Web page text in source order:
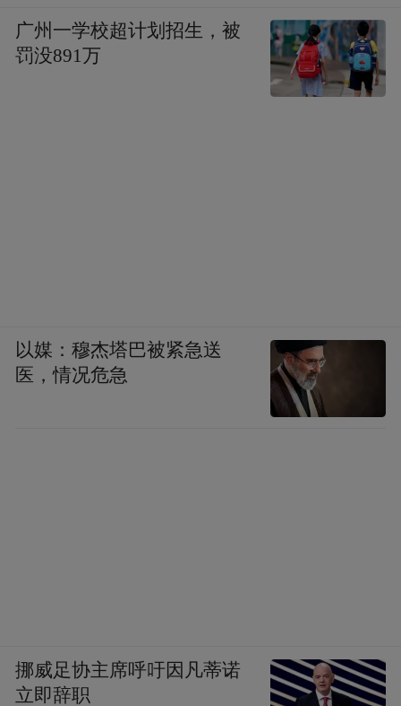
广州一学校超计划招生，被
罚没891万
以媒：穆杰塔巴被紧急送
医，情况危急
挪威足协主席呼吁因凡蒂诺
立即辞职